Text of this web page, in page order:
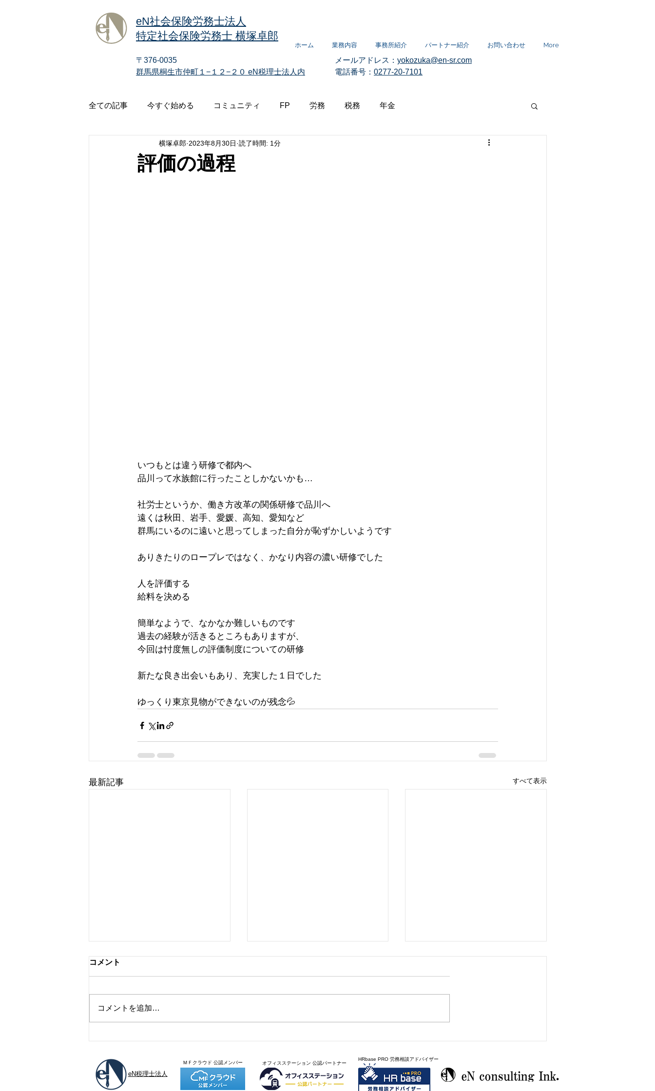
eN社会保険労務士法人
特定社会保険労務士 横塚卓郎
ホーム 業務内容 事務所紹介 パートナー紹介 お問い合わせ More
〒376-0035
群馬県桐生市仲町１−１２−２０ eN税理士法人内
メールアドレス： yokozuka@en-sr.com
電話番号： 0277-20-7101
全ての記事 今すぐ始める コミュニティ FP 労務 税務 年金
評価の過程
横塚卓郎 2023年8月30日 読了時間: 1分
いつもとは違う研修で都内へ
品川って水族館に行ったことしかないかも…
社労士というか、働き方改革の関係研修で品川へ
遠くは秋田、岩手、愛媛、高知、愛知など
群馬にいるのに遠いと思ってしまった自分が恥ずかしいようです
ありきたりのロープレではなく、かなり内容の濃い研修でした
人を評価する
給料を決める
簡単なようで、なかなか難しいものです
過去の経験が活きるところもありますが、
今回は忖度無しの評価制度についての研修
新たな良き出会いもあり、充実した１日でした
ゆっくり東京見物ができないのが残念💦
最新記事 すべて表示
弘前で見た虹
こなれ感
コメント
コメントを追加…
eN税理士法人
ＭＦクラウド 公認メンバー ​オフィスステーション 公認パートナー
HRbase PRO 労務相談アドバイザー